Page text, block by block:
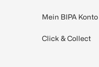
Mein BIPA Konto
Click & Collect